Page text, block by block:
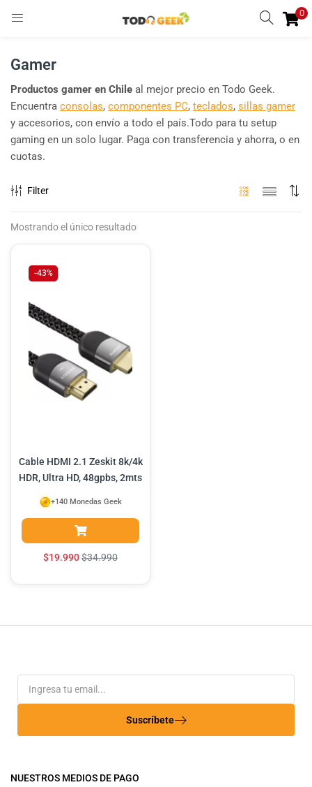
0
Gamer
Productos gamer en Chile al mejor precio en Todo Geek.
Encuentra consolas, componentes PC, teclados, sillas gamer
y accesorios, con envío a todo el país.Todo para tu setup
gaming en un solo lugar. Paga con transferencia y ahorra, o en
cuotas.
Filter
Mostrando el único resultado
-43%
Cable HDMI 2.1 Zeskit 8k/4k
HDR, Ultra HD, 48gpbs, 2mts
$19.990$34.990
+140 Monedas Geek
Suscríbete
NUESTROS MEDIOS DE PAGO
REGISTRARSE
Enter your username and password to login.
Lost password?